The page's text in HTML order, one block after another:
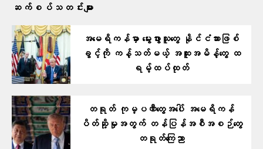
ဆက်စပ်သတင်းများ
အမေရိကန်မှာ မွေးဖွားသူတွေ နိုင်ငံသားဖြစ်
ခွင့်ကို ကန့်သတ်မယ့် အထူးအမိန့်တွေ ထ
ရမ့်ထပ်ထုတ်
တရုတ် ကုမ္ပဏီတွေအပေါ် အမေရိကန်
ပိတ်ဆို့မှုအတွက် တန်ပြန်အစီအစဉ်တွေ
တရုတ်ကြေညာ